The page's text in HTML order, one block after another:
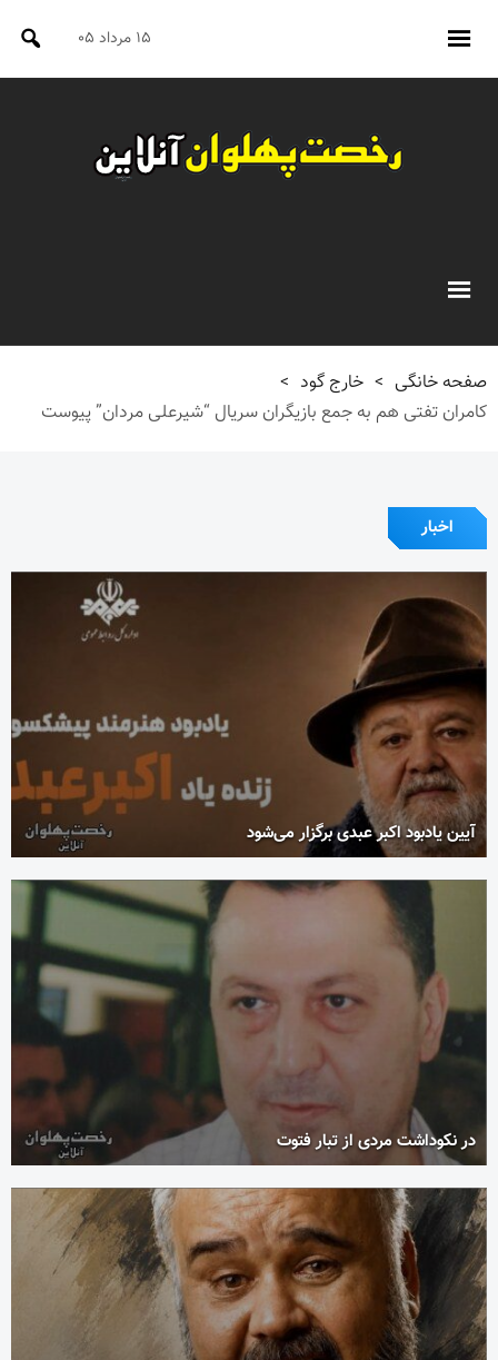
۱۵ مرداد ۰۵
صفحه خانگی > خارج گود >
کامران تفتی هم به جمع بازیگران سریال “شیرعلی مردان” پیوست
اخبار
آیین یادبود اکبر عبدی برگزار می‌شود
در نکوداشت مردی از تبار فتوت